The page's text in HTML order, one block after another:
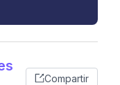
Compartir